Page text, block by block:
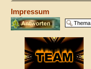
Impressum
Antwort erstellen